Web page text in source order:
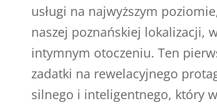
usługi na najwyższym
naszej poznańskiej lokalizacji,
intymnym otoczeniu. Ten
zadatki na rewelacyjnego
silnego i inteligentnego, który